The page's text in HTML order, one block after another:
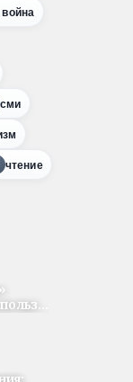
сми
чтение